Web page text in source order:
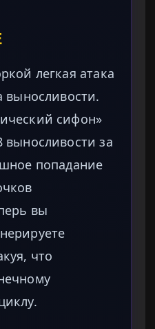
легкая атака
выносливости.
сифон»
выносливости за
попадание
вы
что